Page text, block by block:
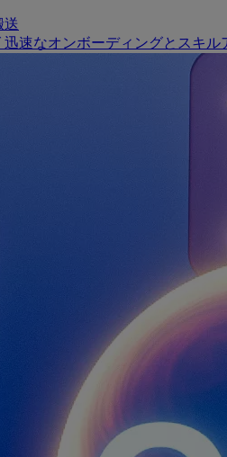
送
迅速なオンボーディングとスキル